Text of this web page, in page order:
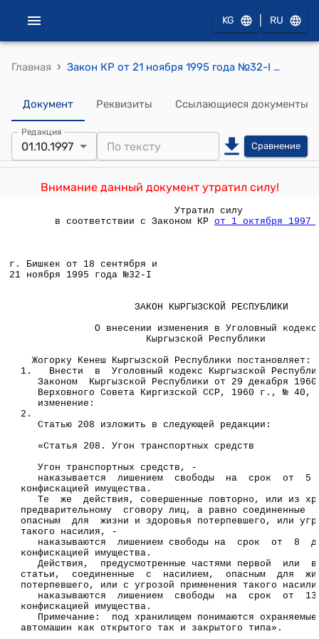
KG RU
Главная › Закон КР от 21 ноября 1995 года №32-I "О внесении изменения в Уголовный кодекс Кыргызской Республики"
Документ Реквизиты Ссылающиеся документы
Редакция
01.10.1997 Сравнение
Внимание данный документ утратил силу!